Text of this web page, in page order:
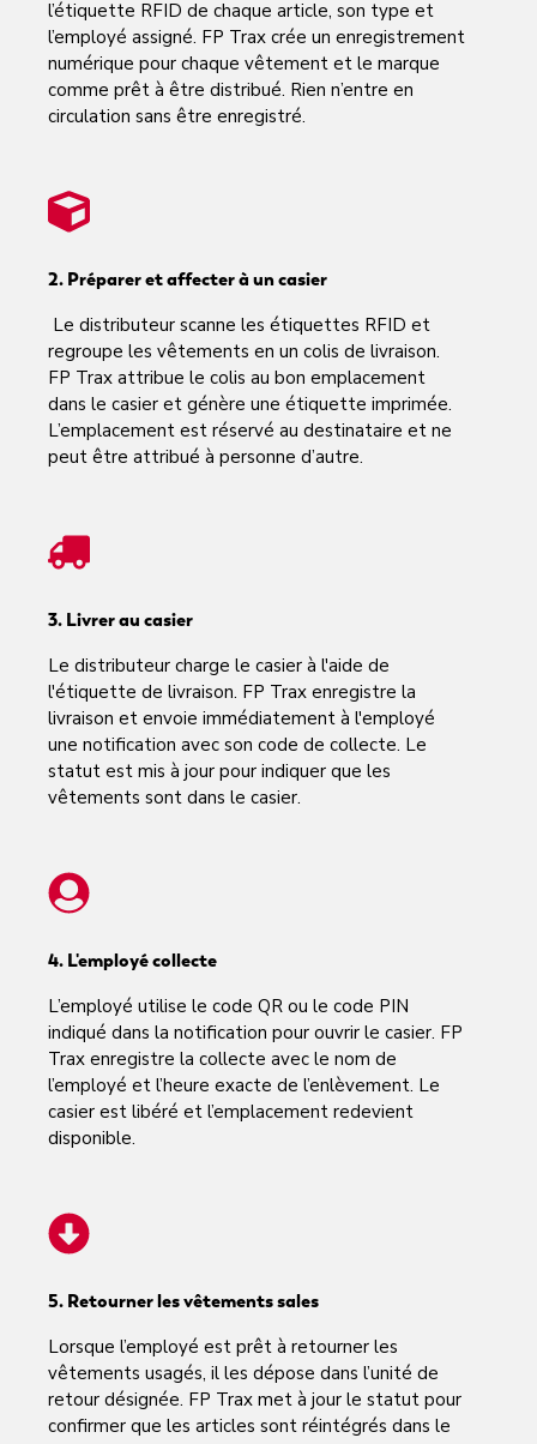
l’étiquette RFID de chaque article, son type et
l’employé assigné. FP Trax crée un enregistrement
numérique pour chaque vêtement et le marque
comme prêt à être distribué. Rien n’entre en
circulation sans être enregistré.
2. Préparer et affecter à un casier
Le distributeur scanne les étiquettes RFID et
regroupe les vêtements en un colis de livraison.
FP Trax attribue le colis au bon emplacement
dans le casier et génère une étiquette imprimée.
L’emplacement est réservé au destinataire et ne
peut être attribué à personne d’autre.
3. Livrer au casier
Le distributeur charge le casier à l'aide de
l'étiquette de livraison. FP Trax enregistre la
livraison et envoie immédiatement à l'employé
une notification avec son code de collecte. Le
statut est mis à jour pour indiquer que les
vêtements sont dans le casier.
4. L'employé collecte
L’employé utilise le code QR ou le code PIN
indiqué dans la notification pour ouvrir le casier. FP
Trax enregistre la collecte avec le nom de
l’employé et l’heure exacte de l’enlèvement. Le
casier est libéré et l’emplacement redevient
disponible.
5. Retourner les vêtements sales
Lorsque l’employé est prêt à retourner les
vêtements usagés, il les dépose dans l’unité de
retour désignée. FP Trax met à jour le statut pour
confirmer que les articles sont réintégrés dans le